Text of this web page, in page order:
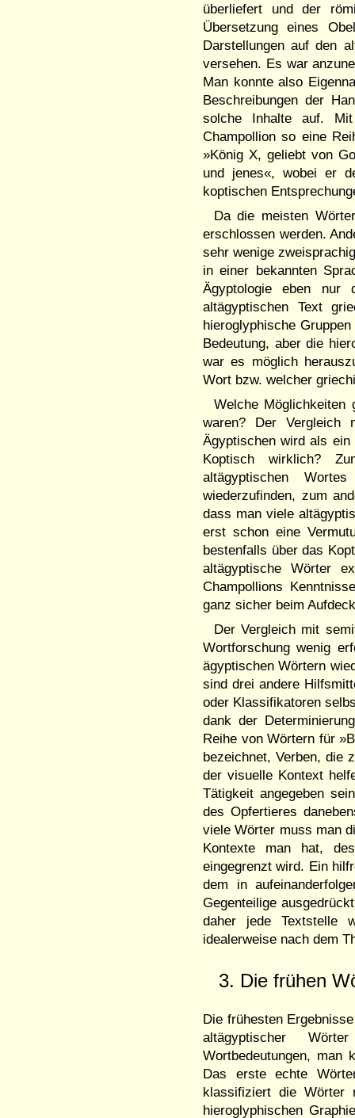
überliefert und der
Übersetzung eines
Darstellungen auf den
versehen. Es war
Man konnte also
Beschreibungen der
solche Inhalte auf.
Champollion so eine
»König X, geliebt von
und jenes«, wobei er
koptischen
Da die meisten
erschlossen werden.
sehr wenige
in einer bekannten
Ägyptologie eben
altägyptischen Text
hieroglyphische
Bedeutung, aber die
war es möglich
Wort bzw. welcher
Welche Möglichkeiten
waren? Der Vergleich
Ägyptischen wird als
Koptisch wirklich?
altägyptischen
wiederzufinden, zum
dass man viele
erst schon eine
bestenfalls über das
altägyptische Wörter
Champollions
ganz sicher beim
Der Vergleich mit
Wortforschung wenig
ägyptischen Wörtern
sind drei andere
oder Klassifikatoren
dank der
Reihe von Wörtern für
bezeichnet, Verben, die
der visuelle Kontext
Tätigkeit angegeben
des Opfertieres
viele Wörter muss man
Kontexte man hat,
eingegrenzt wird. Ein
dem in
Gegenteilige
daher jede Textstelle
idealerweise nach dem
3. Die frühen
Die frühesten
altägyptischer
Wortbedeutungen, man
Das erste echte
klassifiziert die Wörter
hieroglyphischen